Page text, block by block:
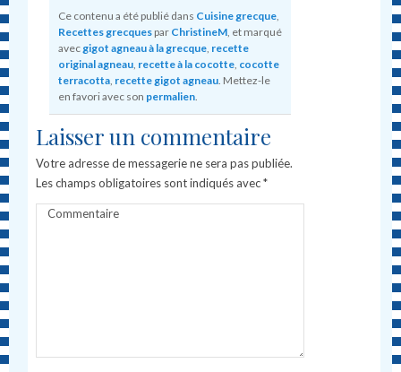
Ce contenu a été publié dans Cuisine grecque,
Recettes grecques par ChristineM, et marqué
avecgigot agneau à la grecque, recette
original agneau, recette à la cocotte, cocotte
terracotta, recette gigot agneau. Mettez-le
en favori avec son permalien.
Laisser un commentaire
Votre adresse de messagerie ne sera pas publiée.
Les champs obligatoires sont indiqués avec*
Commentaire